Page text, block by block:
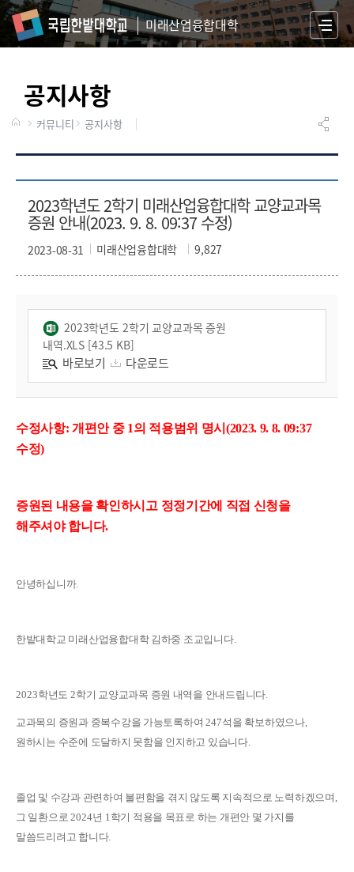
미래산업융합대학
S
I
공지사항
커뮤니티 공지사항
2023학년도 2학기 미래산업융합대학 교양교과목
증원 안내(2023. 9. 8. 09:37 수정)
미래산업융합대학 9,827
2023-08-31
2023학년도 2학기 교양교과목 증원
내역.XLS [43.5 KB]
바로보기 다운로드
수정사항: 개편안 중 1의 적용범위 명시(2023. 9. 8. 09:37
수정)
증원된 내용을 확인하시고 정정기간에 직접 신청을
해주셔야 합니다.
안녕하십니까.
한밭대학교 미래산업융합대학 김하중 조교입니다.
2023학년도 2학기 교양교과목 증원 내역을 안내드립니다.
교과목의 증원과 중복수강을 가능토록하여247석을 확보하였으나,
원하시는 수준에 도달하지 못함을 인지하고 있습니다.
졸업 및 수강과 관련하여 불편함을 겪지 않도록 지속적으로 노력하겠으며 ,
그 일환으로2024년 1학기 적용을 목표로 하는 개편안 몇 가지를
말씀드리려고 합니다.